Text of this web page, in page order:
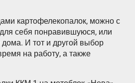
картофелекопалок, можно с
себя понравившуюся, или
дома. И тот и другой выбор
на работу, а также